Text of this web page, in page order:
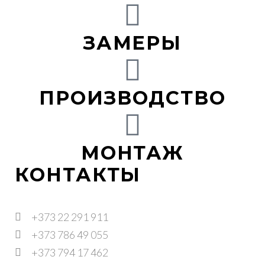
ЗАМЕРЫ
ПРОИЗВОДСТВО
МОНТАЖ
КОНТАКТЫ
+373 22 291 911
+373 786 49 055
+373 794 17 462